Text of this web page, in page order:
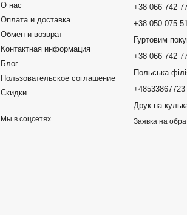
О нас
Оплата и доставка
Обмен и возврат
Контактная информация
Блог
Пользовательское соглашение
Скидки
Мы в соцсетях
+38 066 742
+38 050 075
Гуртовим
+38 066 742
Польська
+48533867723
Друк на
Заявка на